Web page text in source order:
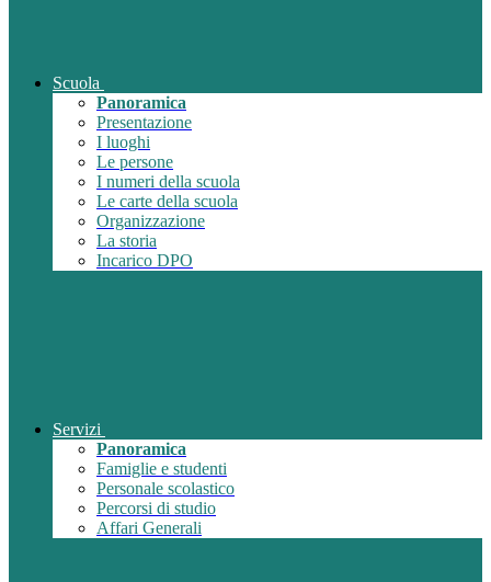
Scuola
Panoramica
Presentazione
I luoghi
Le persone
I numeri della scuola
Le carte della scuola
Organizzazione
La storia
Incarico DPO
Servizi
Panoramica
Famiglie e studenti
Personale scolastico
Percorsi di studio
Affari Generali